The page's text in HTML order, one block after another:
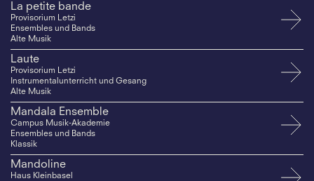
La petite bande
Provisorium Letzi
Ensembles und Bands
Alte Musik
Laute
Provisorium Letzi
Instrumentalunterricht und Gesang
Alte Musik
Mandala Ensemble
Campus Musik-Akademie
Ensembles und Bands
Klassik
Mandoline
Haus Kleinbasel